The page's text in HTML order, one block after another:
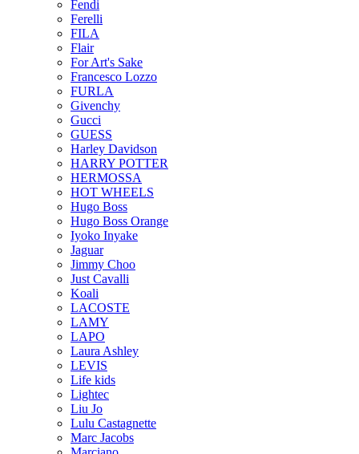
Fendi
Ferelli
FILA
Flair
For Art's Sake
Francesco Lozzo
FURLA
Givenchy
Gucci
GUESS
Harley Davidson
HARRY POTTER
HERMOSSA
HOT WHEELS
Hugo Boss
Hugo Boss Orange
Iyoko Inyake
Jaguar
Jimmy Choo
Just Cavalli
Koali
LACOSTE
LAMY
LAPO
Laura Ashley
LEVIS
Life kids
Lightec
Liu Jo
Lulu Castagnette
Marc Jacobs